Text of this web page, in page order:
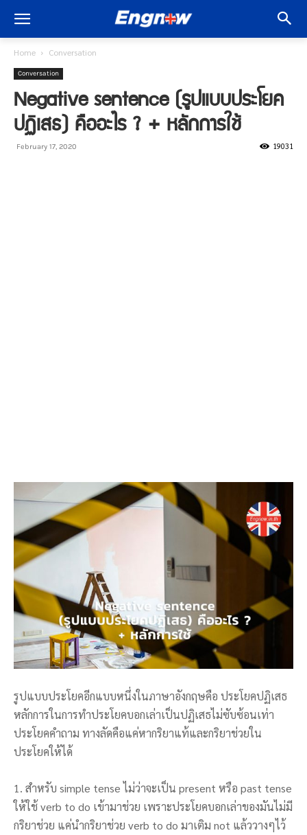
Home Conversation
Conversation
Negative sentence (รูปแบบประโยค
ปฏิเสธ) คืออะไร ? + หลักการใช้
February 17, 2020 19031
รูปแบบประโยคอีกแบบหนึ่งในภาษาอังกฤษคือ ประโยคปฏิเสธ
หลักการในการทำประโยคบอกเล่าเป็นปฏิเสธไม่ซับซ้อนเท่า
ประโยคคำถาม ทางลัดคือแค่หากริยาแท้และกริยาช่วยใน
ประโยคให้ได้
1. สำหรับ simple tense ไม่ว่าจะเป็น present หรือ past tense
ให้ใช้ verb to do เข้ามาช่วย เพราะประโยคบอกเล่าของมันไม่มี
กริยาช่วย แค่นำกริยาช่วย verb to do มาเติม not แล้ววางๆไว้